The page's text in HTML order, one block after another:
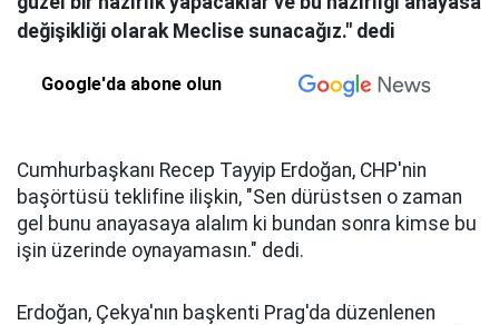
değişikliği olarak Meclise sunacağız." dedi
Google'da abone olun
Cumhurbaşkanı Recep Tayyip Erdoğan, CHP'nin
başörtüsü teklifine ilişkin, "Sen dürüstsen o zaman
gel bunu anayasaya alalım ki bundan sonra kimse bu
işin üzerinde oynayamasın." dedi.
Erdoğan, Çekya'nın başkenti Prag'da düzenlenen